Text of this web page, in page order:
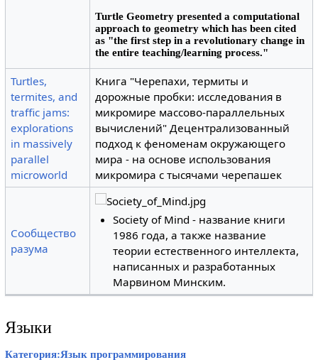
Turtle Geometry presented a computational
approach to geometry which has been cited
as "the first step in a revolutionary change in
the entire teaching/learning process."
Turtles,
termites, and
traffic jams:
explorations
in massively
parallel
microworld
Книга "Черепахи, термиты и
дорожные пробки: исследования в
микромире массово-параллельных
вычислений" Децентрализованный
подход к феноменам окружающего
мира - на основе использования
микромира с тысячами черепашек
Сообщество
разума
Society of Mind - название книги
1986 года, а также название
теории естественного интеллекта,
написанных и разработанных
Марвином Минским.
Языки
Категория:Язык программирования